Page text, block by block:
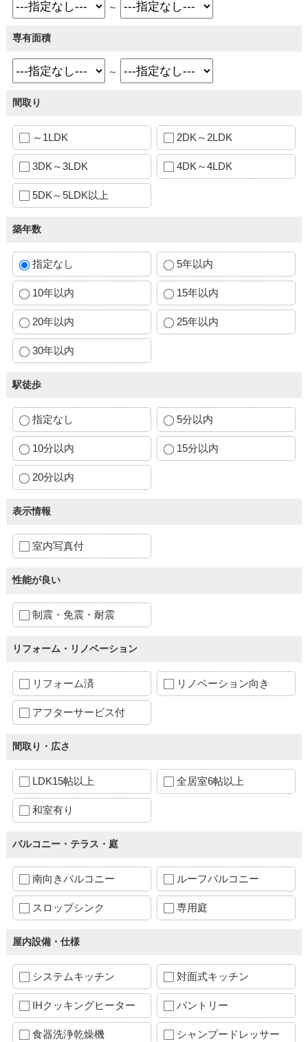
～
専有面積
～
間取り
～1LDK 2DK～2LDK
3DK～3LDK 4DK～4LDK
5DK～5LDK以上
築年数
指定なし 5年以内
10年以内 15年以内
20年以内 25年以内
30年以内
駅徒歩
指定なし 5分以内
10分以内 15分以内
20分以内
表示情報
室内写真付
性能が良い
制震・免震・耐震
リフォーム・リノベーション
リフォーム済 リノベーション向き
アフターサービス付
間取り・広さ
LDK15帖以上 全居室6帖以上
和室有り
バルコニー・テラス・庭
南向きバルコニー ルーフバルコニー
スロップシンク 専用庭
屋内設備・仕様
システムキッチン 対面式キッチン
IHクッキングヒーター パントリー
食器洗浄乾燥機 シャンプードレッサー